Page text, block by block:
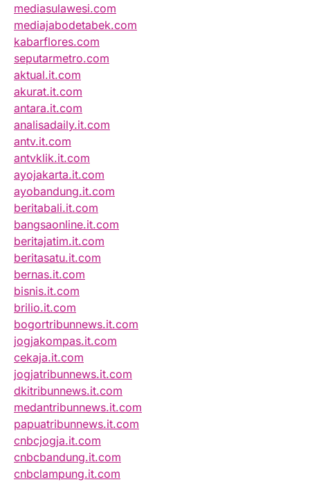
mediasulawesi.com
mediajabodetabek.com
kabarflores.com
seputarmetro.com
aktual.it.com
akurat.it.com
antara.it.com
analisadaily.it.com
antv.it.com
antvklik.it.com
ayojakarta.it.com
ayobandung.it.com
beritabali.it.com
bangsaonline.it.com
beritajatim.it.com
beritasatu.it.com
bernas.it.com
bisnis.it.com
brilio.it.com
bogortribunnews.it.com
jogjakompas.it.com
cekaja.it.com
jogjatribunnews.it.com
dkitribunnews.it.com
medantribunnews.it.com
papuatribunnews.it.com
cnbcjogja.it.com
cnbcbandung.it.com
cnbclampung.it.com